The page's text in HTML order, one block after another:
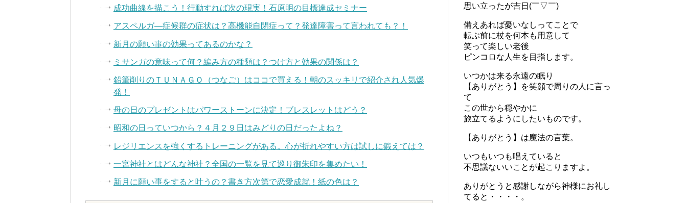
成功曲線を描こう！行動すれば次の現実！石原明の目標達成セミナー
アスペルガ―症候群の症状は？高機能自閉症って？発達障害って言われても？！
新月の願い事の効果ってあるのかな？
ミサンガの意味って何？編み方の種類は？つけ方と効果の関係は？
鉛筆削りのＴＵＮＡＧＯ（つなご）はココで買える！朝のスッキリで紹介され人気爆
発！
母の日のプレゼントはパワーストーンに決定！ブレスレットはどう？
昭和の日っていつから？４月２９日はみどりの日だったよね？
レジリエンスを強くするトレーニングがある。心が折れやすい方は試しに鍛えては？
一宮神社とはどんな神社？全国の一覧を見て巡り御朱印を集めたい！
新月に願い事をすると叶うの？書き方次第で恋愛成就！紙の色は？
思い立ったが吉日(￣▽￣)
備えあれば憂いなしってことで
転ぶ前に杖を何本も用意して
笑って楽しい老後
ピンコロな人生を目指します。
いつかは来る永遠の眠り
【ありがとう】を笑顔で周りの人に言っ
て
この世から穏やかに
旅立てるようにしたいものです。
【ありがとう】は魔法の言葉。
いつもいつも唱えていると
不思議ないいことが起こりますよ。
ありがとうと感謝しながら神様にお礼し
てると・・・・。